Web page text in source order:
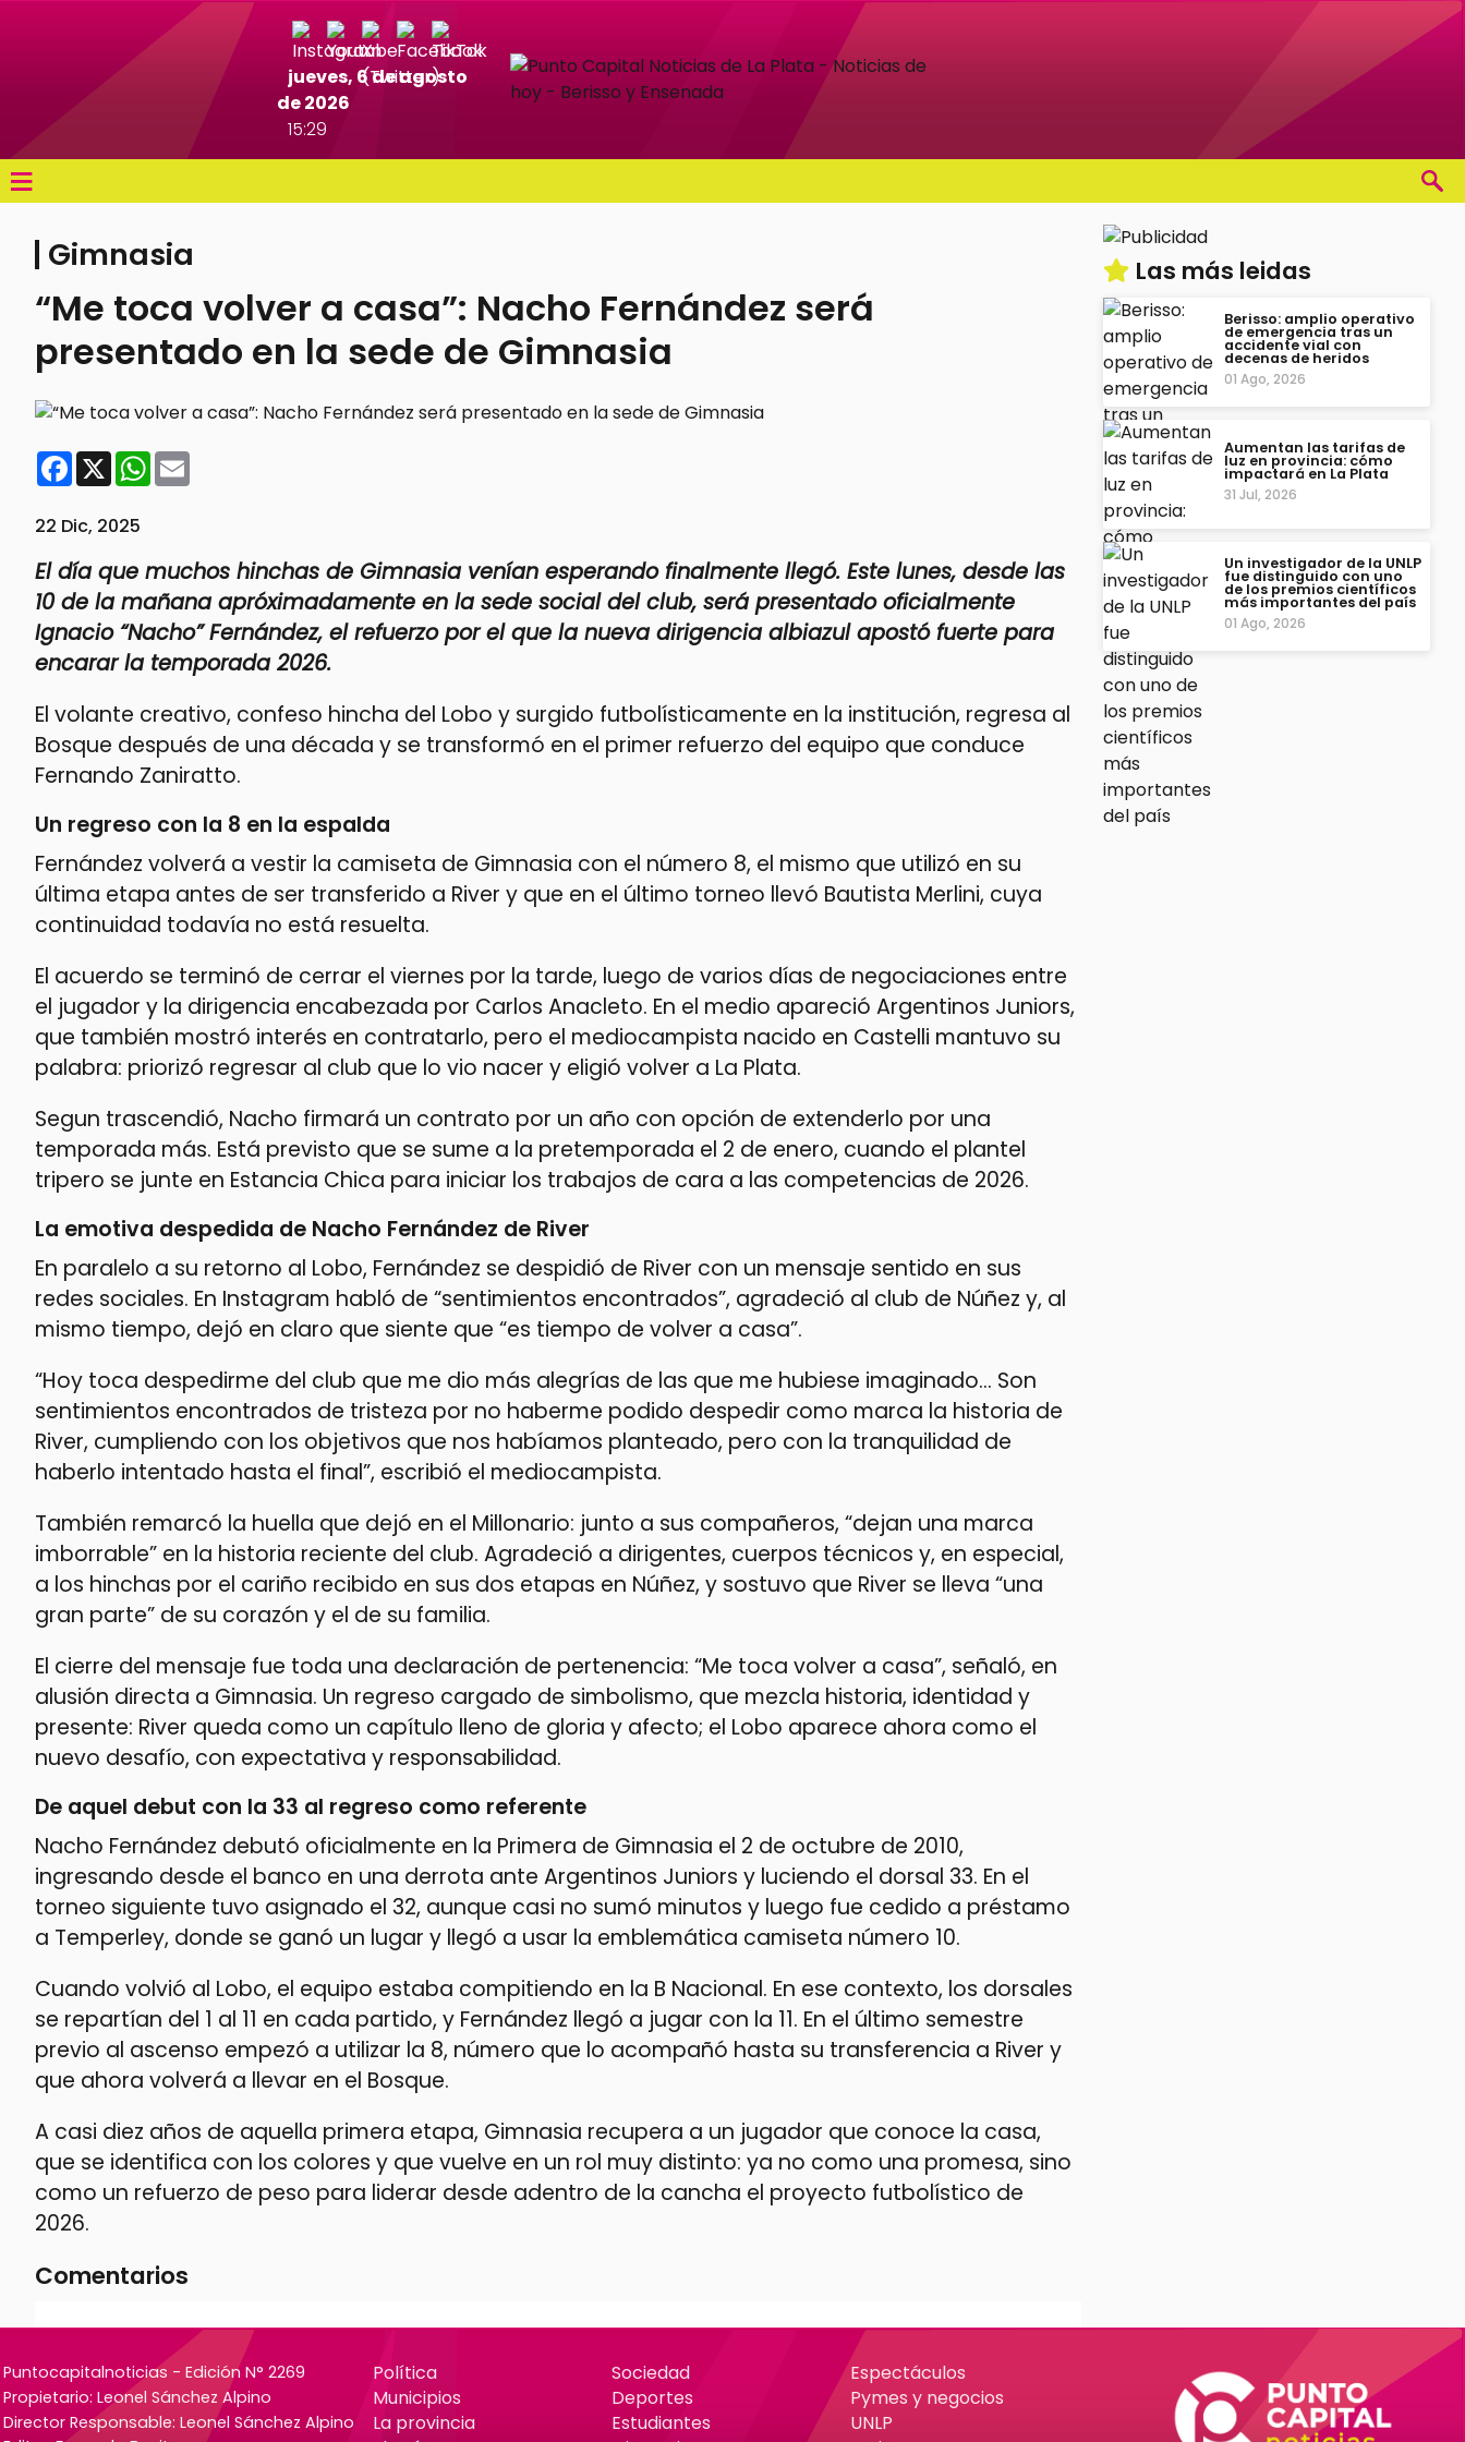
jueves, 6 de agosto
de 2026
15:29
≡
Gimnasia
“Me toca volver a casa”: Nacho Fernández será
presentado en la sede de Gimnasia
Facebook
X WhatsApp
22 Dic, 2025
El día que muchos hinchas de Gimnasia venían esperando finalmente llegó. Este lunes, desde las
10 de la mañana apróximadamente en la sede social del club, será presentado oficialmente
Ignacio “Nacho” Fernández, el refuerzo por el que la nueva dirigencia albiazul apostó fuerte para
encarar la temporada 2026.
El volante creativo, confeso hincha del Lobo y surgido futbolísticamente en la institución, regresa al
Bosque después de una década y se transformó en el primer refuerzo del equipo que conduce
Fernando Zaniratto.
Un regreso con la 8 en la espalda
Fernández volverá a vestir la camiseta de Gimnasia con el número 8, el mismo que utilizó en su
última etapa antes de ser transferido a River y que en el último torneo llevó Bautista Merlini, cuya
continuidad todavía no está resuelta.
El acuerdo se terminó de cerrar el viernes por la tarde, luego de varios días de negociaciones entre
el jugador y la dirigencia encabezada por Carlos Anacleto. En el medio apareció Argentinos Juniors,
que también mostró interés en contratarlo, pero el mediocampista nacido en Castelli mantuvo su
palabra: priorizó regresar al club que lo vio nacer y eligió volver a La Plata.
Segun trascendió, Nacho firmará un contrato por un año con opción de extenderlo por una
temporada más. Está previsto que se sume a la pretemporada el 2 de enero, cuando el plantel
tripero se junte en Estancia Chica para iniciar los trabajos de cara a las competencias de 2026.
La emotiva despedida de Nacho Fernández de River
En paralelo a su retorno al Lobo, Fernández se despidió de River con un mensaje sentido en sus
redes sociales. En Instagram habló de “sentimientos encontrados”, agradeció al club de Núñez y, al
mismo tiempo, dejó en claro que siente que “es tiempo de volver a casa”.
“Hoy toca despedirme del club que me dio más alegrías de las que me hubiese imaginado… Son
sentimientos encontrados de tristeza por no haberme podido despedir como marca la historia de
River, cumpliendo con los objetivos que nos habíamos planteado, pero con la tranquilidad de
haberlo intentado hasta el final”, escribió el mediocampista.
También remarcó la huella que dejó en el Millonario: junto a sus compañeros, “dejan una marca
imborrable” en la historia reciente del club. Agradeció a dirigentes, cuerpos técnicos y, en especial,
a los hinchas por el cariño recibido en sus dos etapas en Núñez, y sostuvo que River se lleva “una
gran parte” de su corazón y el de su familia.
El cierre del mensaje fue toda una declaración de pertenencia: “Me toca volver a casa”, señaló, en
alusión directa a Gimnasia. Un regreso cargado de simbolismo, que mezcla historia, identidad y
presente: River queda como un capítulo lleno de gloria y afecto; el Lobo aparece ahora como el
nuevo desafío, con expectativa y responsabilidad.
De aquel debut con la 33 al regreso como referente
Nacho Fernández debutó oficialmente en la Primera de Gimnasia el 2 de octubre de 2010,
ingresando desde el banco en una derrota ante Argentinos Juniors y luciendo el dorsal 33. En el
torneo siguiente tuvo asignado el 32, aunque casi no sumó minutos y luego fue cedido a préstamo
a Temperley, donde se ganó un lugar y llegó a usar la emblemática camiseta número 10.
Cuando volvió al Lobo, el equipo estaba compitiendo en la B Nacional. En ese contexto, los dorsales
se repartían del 1 al 11 en cada partido, y Fernández llegó a jugar con la 11. En el último semestre
previo al ascenso empezó a utilizar la 8, número que lo acompañó hasta su transferencia a River y
que ahora volverá a llevar en el Bosque.
A casi diez años de aquella primera etapa, Gimnasia recupera a un jugador que conoce la casa,
que se identifica con los colores y que vuelve en un rol muy distinto: ya no como una promesa, sino
como un refuerzo de peso para liderar desde adentro de la cancha el proyecto futbolístico de
2026.
Comentarios
Las más leidas
Berisso: amplio operativo
de emergencia tras un
accidente vial con
decenas de heridos
01 Ago, 2026
Aumentan las tarifas de
luz en provincia: cómo
impactará en La Plata
31 Jul, 2026
Un investigador de la UNLP
fue distinguido con uno
de los premios científicos
más importantes del país
01 Ago, 2026
Puntocapitalnoticias - Edición N° 2269
Propietario: Leonel Sánchez Alpino
Director Responsable: Leonel Sánchez Alpino
Política
Municipios
La provincia
Sociedad
Deportes
Estudiantes
Espectáculos
Pymes y negocios
UNLP